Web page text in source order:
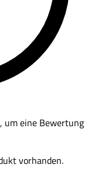
um eine Bewertung
vorhanden.